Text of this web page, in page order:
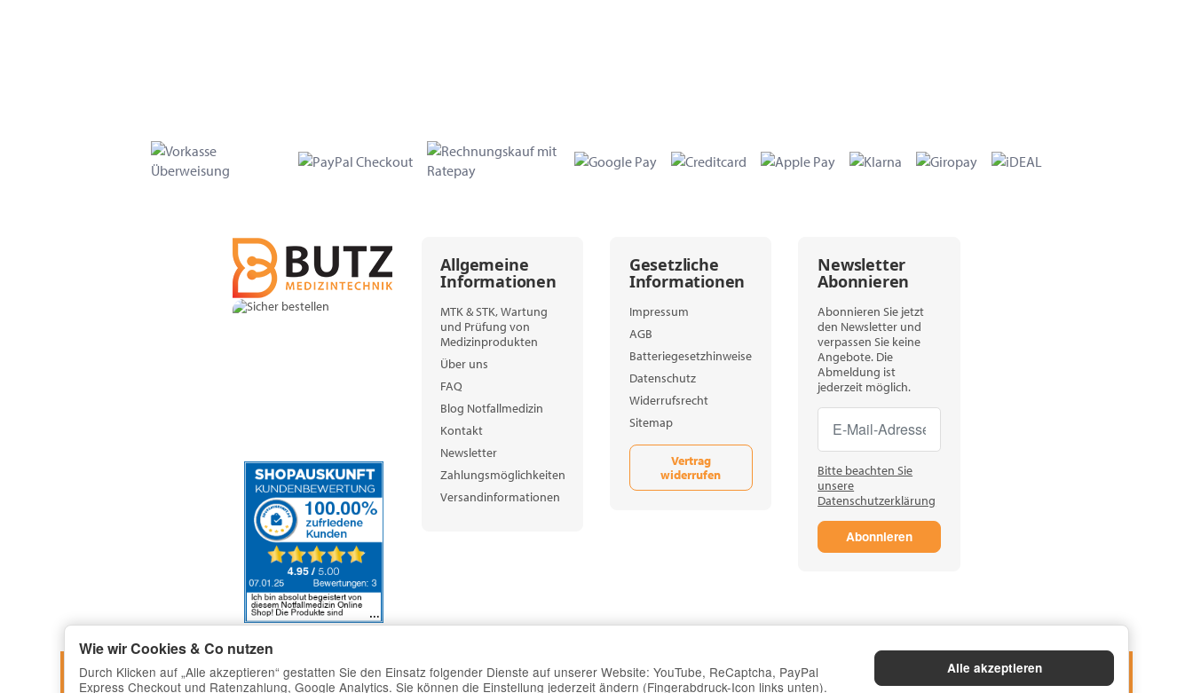
Allgemeine
Informationen
MTK & STK, Wartung
und Prüfung von
Medizinprodukten
Über uns
FAQ
Blog Notfallmedizin
Kontakt
Newsletter
Zahlungsmöglichkeiten
Versandinformationen
Gesetzliche
Informationen
Impressum
AGB
Batteriegesetzhinweise
Datenschutz
Widerrufsrecht
Sitemap
Vertrag
widerrufen
Newsletter
Abonnieren
Abonnieren Sie jetzt
den Newsletter und
verpassen Sie keine
Angebote. Die
Abmeldung ist
jederzeit möglich.
Newsletter Abonnieren
Newsletter Abonnieren
Bitte beachten Sie
unsere
Datenschutzerklärung
Abonnieren
Alle akzeptieren
Wie wir Cookies & Co nutzen
Durch Klicken auf „Alle akzeptieren“ gestatten Sie den Einsatz folgender Dienste auf unserer Website: YouTube, ReCaptcha, PayPal
Express Checkout und Ratenzahlung, Google Analytics. Sie können die Einstellung jederzeit ändern (Fingerabdruck-Icon links unten).